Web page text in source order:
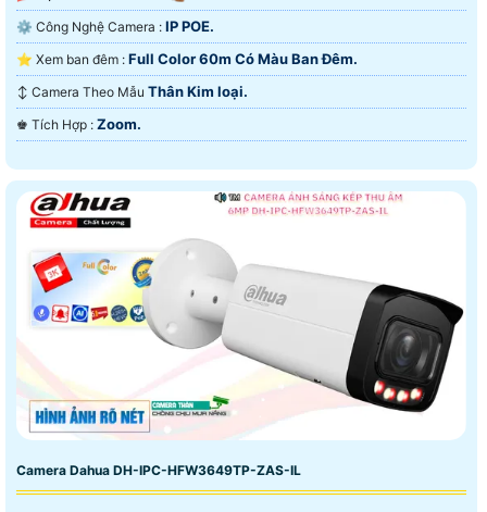
⚙ Công Nghệ Camera : IP POE.
⭐ Xem ban đêm : Full Color 60m Có Màu Ban Ðêm.
↕️ Camera Theo Mẫu Thân Kim loại.
️♚ Tích Hợp : Zoom.
Camera Dahua DH-IPC-HFW3649TP-ZAS-IL